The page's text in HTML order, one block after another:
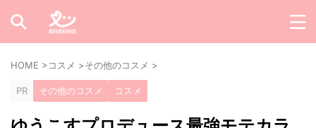
HOME >コスメ >その他のコスメ >
PR その他のコスメ コスメ